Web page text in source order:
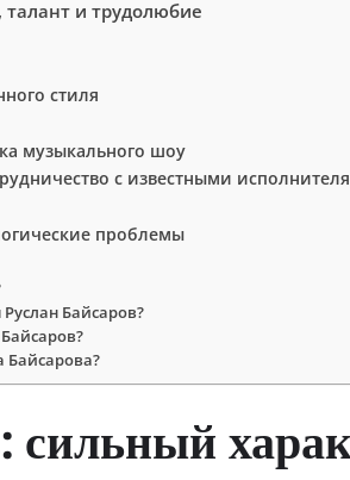
талант и трудолюбие
стиля
музыкального шоу
с известными
проблемы
Байсаров?
Байсарова?
сильный